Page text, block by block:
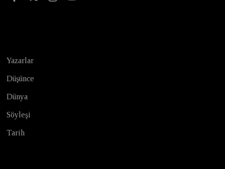
Yazarlar
Düşünce
Dünya
Söyleşi
Tarih